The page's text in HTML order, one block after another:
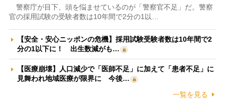
警察庁が目下、頭を悩ませているのが「警察官不足」だ。警察
官の採用試験の受験者数は10年間で2分の1以…
【安全・安心ニッポンの危機】採用試験受験者数は10年間で2
分の1以下に！ 出生数減がも…
【医療崩壊】人口減少で「医師不足」に加えて「患者不足」に
見舞われ地域医療が限界に 今後…
一覧を見る